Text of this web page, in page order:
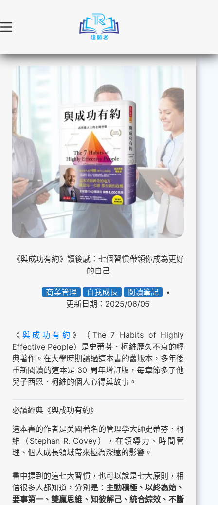
主
內
容
《與成功有約》讀後感：七個習慣帶領你成為更好
的自己
商業管理 自我成長
閱讀筆記
更新日期：2025/06/05
《 與成功有約 》（The 7 Habits of Highly
Effective People）是史蒂芬．柯維歷久不衰的經
典著作。在大學時期讀過這本書的舊版本，多年後
重新閱讀的這本是 30 周年增訂版，每章節多了他
兒子西恩．柯維的個人心得與故事。
必讀經典《與成功有約》
這本書的作者是美國著名的管理學大師史蒂芬．柯
維（Stephan R. Covey），在領導力、時間管
理、個人成長領域帶來極為深遠的影響。
書中提到的這七大習慣，也可以說是七大原則，相
信很多人都知道，分別是： 主動積極、以終為始、
要事第一、雙贏思維、知彼解己、統合綜效、不斷